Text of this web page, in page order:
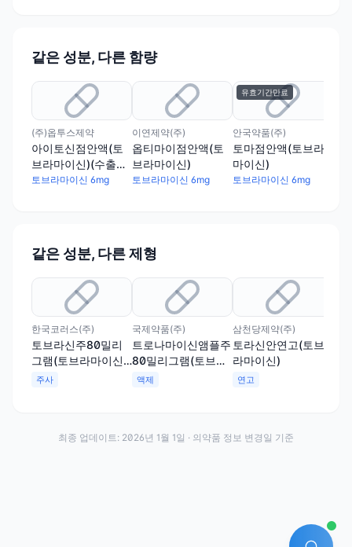
같은 성분, 다른 함량
(주)옵투스제약
아이토신점안액(토
브라마이신)(수출명:
비토렉스점안액)
토브라마이신 6mg
이연제약(주)
옵티마이점안액(토
브라마이신)
토브라마이신 6mg
유효기간만료
안국약품(주)
토마점안액(토브라
마이신)
토브라마이신 6mg
같은 성분, 다른 제형
한국코러스(주)
토브라신주80밀리
그램(토브라마이신)
(수출용)
주사
국제약품(주)
트로나마이신앰플주
80밀리그램(토브라
마이신)
액제
삼천당제약(주)
토라신안연고(토브
라마이신)
연고
최종 업데이트: 2026년 1월 1일 · 의약품 정보 변경일 기준